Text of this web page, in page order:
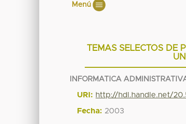
Menú
TEMAS SELECTOS
INFORMATICA
URI: http://hdl.handle.net/
Fecha: 2003